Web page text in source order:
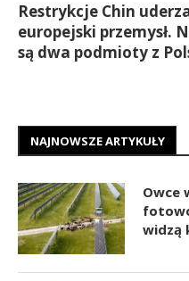
Restrykcje Chin
europejski przemysł.
są dwa podmioty z
NAJNOWSZE ARTYKUŁY
Owce
widzą